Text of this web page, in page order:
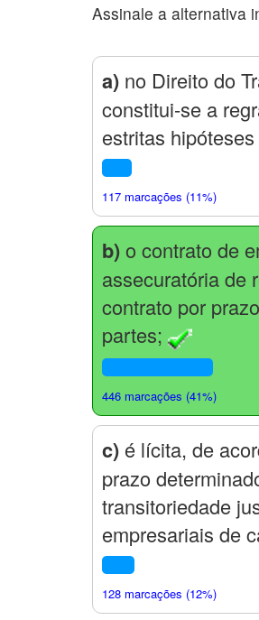
Assinale a alternativa
a) no Direito do
constitui-se a
estritas
117 marcações (11%)
b)o contrato de
assecuratória de
contrato por
partes;
446 marcações (41%)
c) é lícita, de
prazo
transitoriedade
empresariais de
128 marcações (12%)